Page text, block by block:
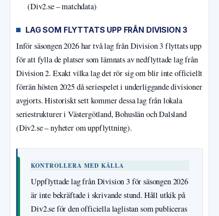
(Div2.se – matchdata)
LAG SOM FLYTTATS UPP FRÅN DIVISION 3
Inför säsongen 2026 har två lag från Division 3 flyttats upp
för att fylla de platser som lämnats av nedflyttade lag från
Division 2. Exakt vilka lag det rör sig om blir inte officiellt
förrän hösten 2025 då seriespelet i underliggande divisioner
avgjorts. Historiskt sett kommer dessa lag från lokala
seriestrukturer i Västergötland, Bohuslän och Dalsland
(Div2.se – nyheter om uppflyttning).
KONTROLLERA MED KÄLLA
Uppflyttade lag från Division 3 för säsongen 2026
är inte bekräftade i skrivande stund. Håll utkik på
Div2.se för den officiella laglistan som publiceras